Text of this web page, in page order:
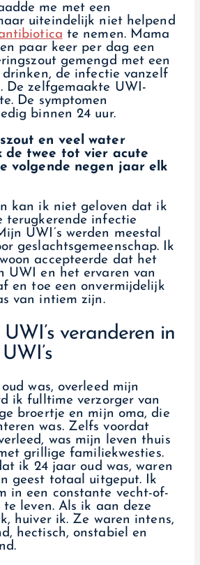
me met een
uiteindelijk niet helpend
te nemen. Mama
paar keer per dag een
gemengd met een
drinken, de infectie vanzelf
De zelfgemaakte UWI-
De symptomen
binnen 24 uur.
en veel water
de twee tot vier acute
volgende negen jaar elk
kan ik niet geloven dat ik
terugkerende infectie
UWI’s werden meestal
geslachtsgemeenschap. Ik
accepteerde dat het
UWI en het ervaren van
en toe een onvermijdelijk
van intiem zijn.
veranderen in
oud was, overleed mijn
ik fulltime verzorger van
broertje en mijn oma, die
was. Zelfs voordat
was mijn leven thuis
grillige familiekwesties.
ik 24 jaar oud was, waren
geest totaal uitgeput. Ik
in een constante vecht-of-
leven. Als ik aan deze
huiver ik. Ze waren intens,
hectisch, onstabiel en